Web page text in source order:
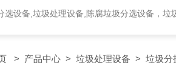
选设备,垃圾处理设备,陈腐垃圾分选设备，垃
> 产品中心 > 垃圾处理设备 > 垃圾分